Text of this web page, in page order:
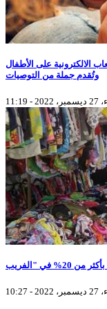
الالكترونية على الأطفال
وتُقدم جملة من التوصيات
11:19
10:27